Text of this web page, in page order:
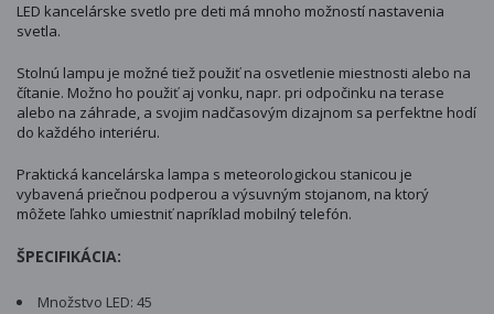
LED kancelárske svetlo pre deti má mnoho možností nastavenia
svetla.
Stolnú lampu je možné tiež použiť na osvetlenie miestnosti alebo na
čítanie. Možno ho použiť aj vonku, napr. pri odpočinku na terase
alebo na záhrade, a svojim nadčasovým dizajnom sa perfektne hodí
do každého interiéru.
Praktická kancelárska lampa s meteorologickou stanicou je
vybavená priečnou podperou a výsuvným stojanom, na ktorý
môžete ľahko umiestniť napríklad mobilný telefón.
ŠPECIFIKÁCIA:
Množstvo LED: 45